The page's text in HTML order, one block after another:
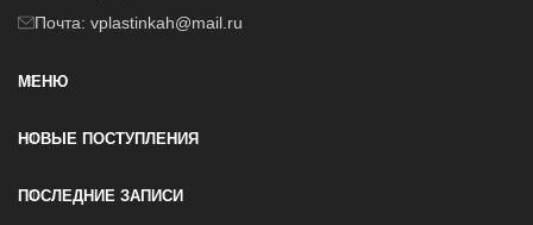
Почта: vplastinkah@mail.ru
МЕНЮ
НОВЫЕ ПОСТУПЛЕНИЯ
ПОСЛЕДНИЕ ЗАПИСИ